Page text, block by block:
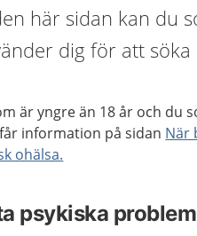
här sidan kan du
dig för att
är yngre än 18 år och du
information på sidan När
ohälsa.
psykiska problem